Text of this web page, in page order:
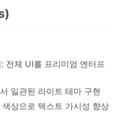
: 전체 UI를 프리미엄 엔터프
일관된 라이트 테마 구현
색상으로 텍스트 가시성 향상